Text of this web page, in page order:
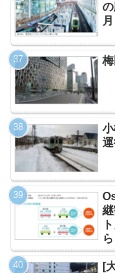
月
ら
[